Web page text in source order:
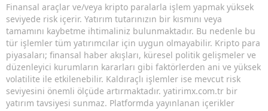
Finansal araçlar ve/veya kripto paralarla işlem yapmak yüksek
seviyede risk içerir. Yatırım tutarınızın bir kısmını veya
tamamını kaybetme ihtimaliniz bulunmaktadır. Bu nedenle bu
tür işlemler tüm yatırımcılar için uygun olmayabilir. Kripto para
piyasaları; finansal haber akışları, küresel politik gelişmeler ve
düzenleyici kurumların kararları gibi faktörlerden ani ve yüksek
volatilite ile etkilenebilir. Kaldıraçlı işlemler ise mevcut risk
seviyesini önemli ölçüde artırmaktadır. yatirimx.com.tr bir
yatırım tavsiyesi sunmaz. Platformda yayınlanan içerikler